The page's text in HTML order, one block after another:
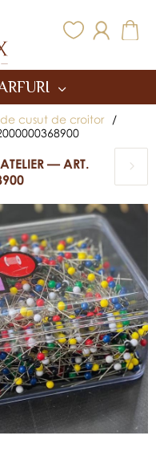
cusut de croitor
/
— ART.